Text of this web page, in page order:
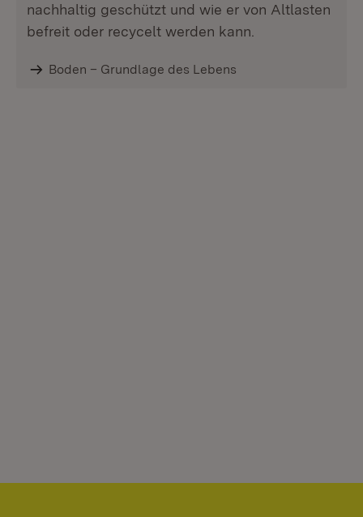
nachhaltig geschützt und wie er von Altlasten
befreit oder recycelt werden kann.
Boden – Grundlage des Lebens